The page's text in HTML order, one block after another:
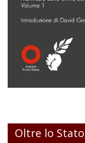
Oltre lo